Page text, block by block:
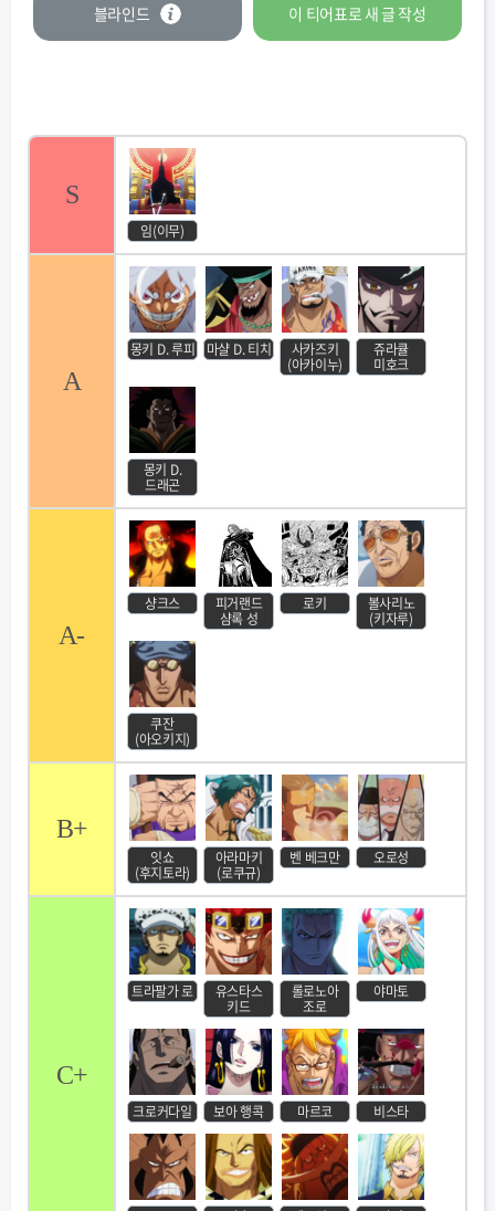
블라인드 이 티어표로 새 글 작성
S
임(이무)
A
몽키 D. 루피 마샬 D. 티치 사카즈키
(아카이누)
쥬라큘
미호크
몽키 D.
드래곤
A-
샹크스 피거랜드
샴록 성
로키 볼사리노
(키자루)
쿠잔
(아오키지)
B+
잇쇼
(후지토라)
아라마키
(로쿠규)
벤 베크만 오로성
C+
트라팔가 로 유스타스
키드
롤로노아
조로
야마토
크로커다일 보아 행콕 마르코 비스타